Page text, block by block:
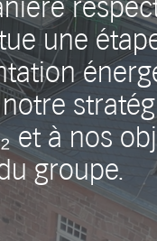
une
et à nos
groupe.